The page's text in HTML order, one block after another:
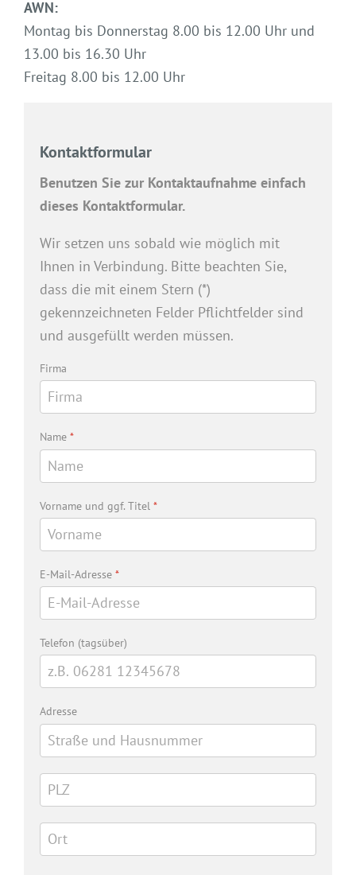
AWN:
Montag bis Donnerstag 8.00 bis 12.00 Uhr und
13.00 bis 16.30 Uhr
Freitag 8.00 bis 12.00 Uhr
Kontaktformular
Benutzen Sie zur Kontaktaufnahme einfach
dieses Kontaktformular.
Wir setzen uns sobald wie möglich mit
Ihnen in Verbindung. Bitte beachten Sie,
dass die mit einem Stern (*)
gekennzeichneten Felder Pflichtfelder sind
und ausgefüllt werden müssen.
Firma
Name *
Vorname und ggf. Titel *
E-Mail-Adresse *
Telefon (tagsüber)
Adresse